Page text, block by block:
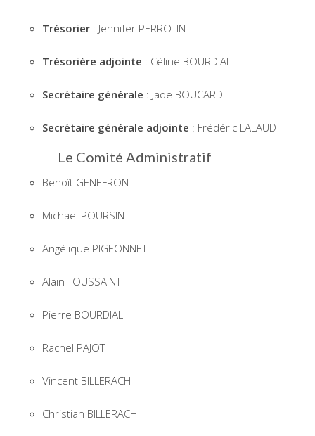
Trésorier : Jennifer PERROTIN
Trésorière adjointe : Céline BOURDIAL
Secrétaire générale : Jade BOUCARD
Secrétaire générale adjointe : Frédéric LALAUD
Le Comité Administratif
Benoît GENEFRONT
Michael POURSIN
Angélique PIGEONNET
Alain TOUSSAINT
Pierre BOURDIAL
Rachel PAJOT
Vincent BILLERACH
Christian BILLERACH